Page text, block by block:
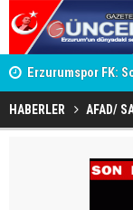
Erzurumspor FK:
HABERLER AFAD/